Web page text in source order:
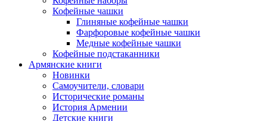
Кофейные чашки
Глиняные кофейные чашки
Фарфоровые кофейные чашки
Медные кофейные чашки
Кофейные подстаканники
Армянские книги
Новинки
Самоучители, словари
Исторические романы
История Армении
Детские книги